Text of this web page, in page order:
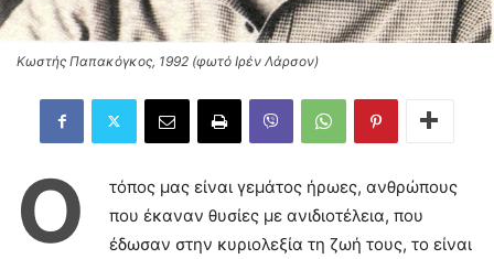
Κωστής Παπακόγκος, 1992 (φωτό Ιρέν Λάρσον)
Ο
τόπος μας είναι γεμάτος ήρωες, ανθρώπους
που έκαναν θυσίες με ανιδιοτέλεια, που
έδωσαν στην κυριολεξία τη ζωή τους, το είναι